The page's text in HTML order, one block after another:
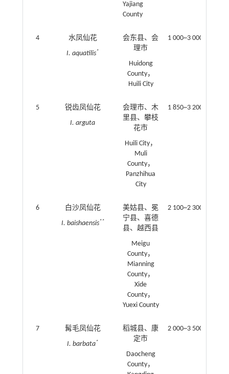
Yajiang
County
4
水凤仙花
I. aquatilis*
会东县、会
理市
Huidong
County，
Huili City
1 000~3 000
5
锐齿凤仙花
I. arguta
会理市、木
里县、攀枝
花市
Huili City，
Muli
County，
Panzhihua
City
1 850~3 200
6
白沙凤仙花
I. baishaensis**
美姑县、冕
宁县、喜德
县、越西县
Meigu
County，
Mianning
County，
Xide
County，
Yuexi County
2 100~2 300
7
髯毛凤仙花
I. barbata*
稻城县、康
定市
Daocheng
County，
2 000~3 500